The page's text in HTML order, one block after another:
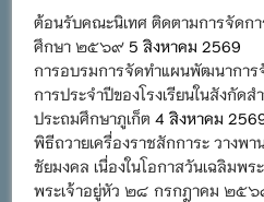
ต้อนรับคณะนิเทศ ติดตามการจัดกา
ศึกษา ๒๕๖๙ 5 สิงหาคม 2569
การอบรมการจัดทำแผนพัฒนากา
การประจำปีของโรงเรียนในสังกัด
ประถมศึกษาภูเก็ต 4 สิงหาคม
พิธีถวายเครื่องราชสักการะ วางพ
ชัยมงคล เนื่องในโอกาสวันเฉลิมพ
พระเจ้าอยู่หัว ๒๘ กรกฎาคม ๒๕